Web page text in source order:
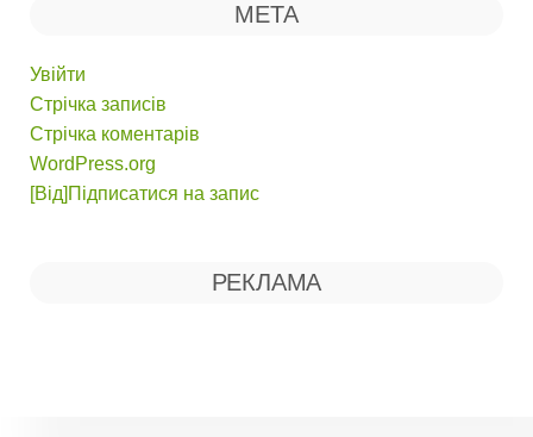
МЕТА
Увійти
Стрічка записів
Стрічка коментарів
WordPress.org
[Від]Підписатися на запис
РЕКЛАМА